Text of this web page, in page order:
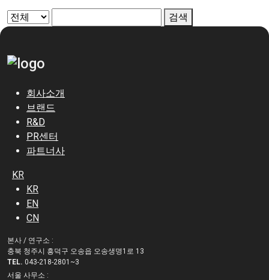
검색
회사소개
브랜드
R&D
PR센터
파트너사
KR
KR
EN
CN
본사 / 연구소 :
충북 청주시 흥덕구 오송읍 오송생명1로 13
TEL. 043-218-2801~3
서울 사무소 :